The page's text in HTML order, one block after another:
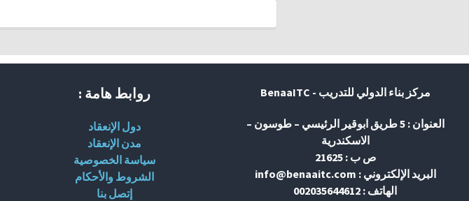
مركز بناء الدولي للتدريب - BenaaITC
العنوان : 5 طريق ابوقير الرئيسي – طوسون –
الاسكندرية
ص ب : 21625
البريد الإلكتروني : info@benaaitc.com
الهاتف : 002035644612
روابط هامة :
دول الإنعقاد
مدن الإنعقاد
سياسة الخصوصية
الشروط والأحكام
إتصل بنا